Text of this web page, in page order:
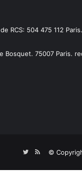
RCS: 504 475 112 Paris.
Bosquet. 75007 Paris.
©
Twitter
RSS